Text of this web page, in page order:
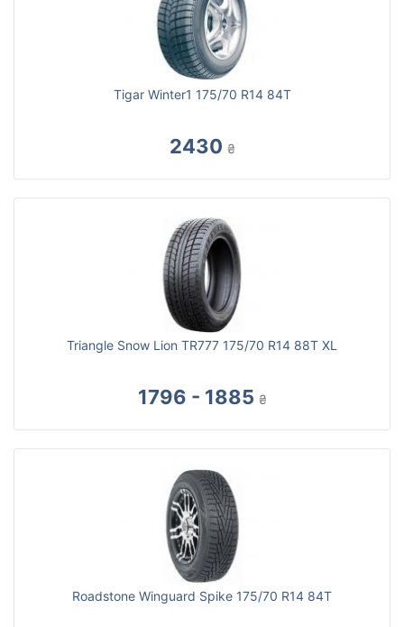
Tigar Winter1 175/70 R14 84T
2430 ₴
Triangle Snow Lion TR777 175/70 R14 88T XL
1796 - 1885 ₴
Roadstone Winguard Spike 175/70 R14 84T